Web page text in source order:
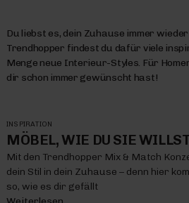
Du liebst es, dein Zuhause immer
Trendhopper findest du dafür viele
Menge neue Interieur-Styles. Für
dir schon immer gewünscht hast!
INSPIRATION
MÖBEL, WIE DU SIE
Mit den Trendhopper Mix & Match
dein Stil in dein Zuhause – denn hier
so, wie es dir gefällt